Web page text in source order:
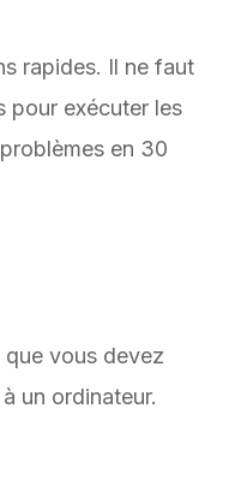
rapides. Il ne faut
pour exécuter les
en 30
que vous devez
un ordinateur.